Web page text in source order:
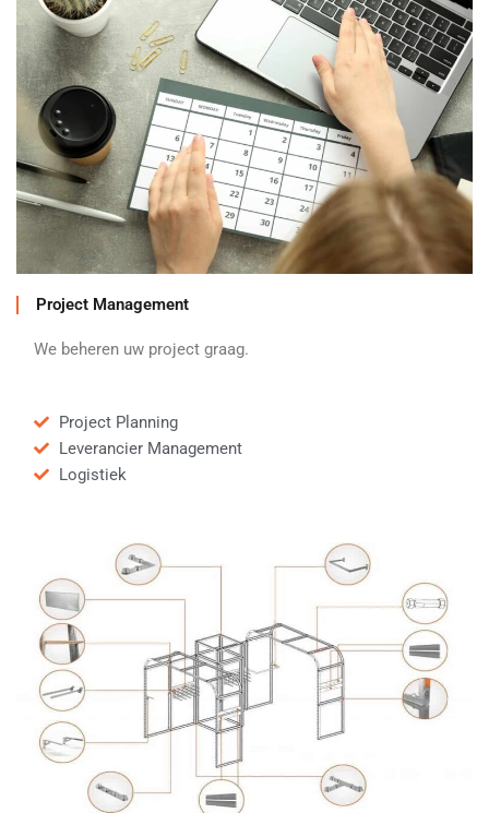
Project Management
We beheren uw project graag.
Project Planning
Leverancier Management
Logistiek